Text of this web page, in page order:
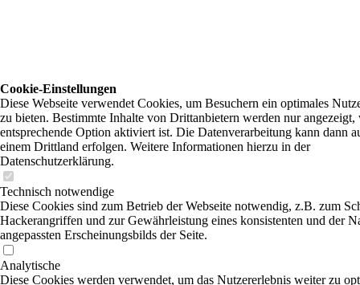
Cookie-Einstellungen
Diese Webseite verwendet Cookies, um Besuchern ein optimales
zu bieten. Bestimmte Inhalte von Drittanbietern werden nur angezeigt,
entsprechende Option aktiviert ist. Die Datenverarbeitung kann dann
einem Drittland erfolgen. Weitere Informationen hierzu in der
Datenschutzerklärung.
Technisch notwendige
Diese Cookies sind zum Betrieb der Webseite notwendig, z.B. zum
Hackerangriffen und zur Gewährleistung eines konsistenten und der
angepassten Erscheinungsbilds der Seite.
Analytische
Diese Cookies werden verwendet, um das Nutzererlebnis weiter zu